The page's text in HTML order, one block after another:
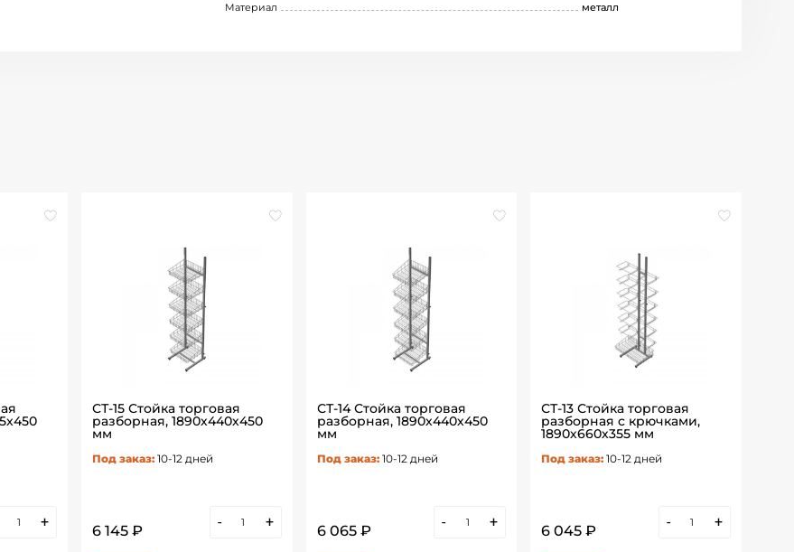
Материал металл
+
СТ-15 Стойка торговая
разборная, 1890х440х450
мм
Под заказ: 10-12 дней
6 145 ₽
- +
СТ-14 Стойка торговая
разборная, 1890х440х450
мм
Под заказ: 10-12 дней
6 065 ₽
- +
СТ-13 Стойка торговая
разборная с крючками,
1890х660х355 мм
Под заказ: 10-12 дней
6 045 ₽
- +